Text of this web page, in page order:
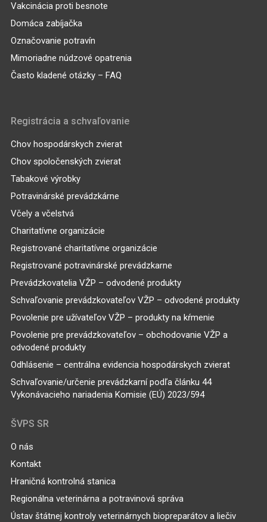
Vakcinácia proti besnote
Domáca zabíjačka
Označovanie potravín
Mimoriadne núdzové opatrenia
Často kladené otázky – FAQ
Registrácia a schvaľovanie
Chov hospodárskych zvierat
Chov spoločenských zvierat
Tabakové výrobky
Potravinárské prevádzkárne
Včely a včelstvá
Charitatívne organizácie
Registrované charitatívne organizácie
Registrované potravinárské prevádzkarne
Prevádzkovatelia VŽP – odvodené produkty
Schvaľovanie prevádzkovateľov VŽP – odvodené produkty
Povolenie pre užívateľov VŽP – produkty na kŕmenie
Povolenie pre prevádzkovateľov – obchodovanie VŽP a
odvodené produkty
Odhlásenie – centrálna evidencia hospodárskych zvierat
Schvaľovanie/určenie prevádzkarní podľa článku 44
Vykonávacieho nariadenia Komisie (EÚ) 2023/594
ŠVPS SR
O nás
Kontakt
Hraničná kontrolná stanica
Regionálna veterinárna a potravinová správa
Ústav štátnej kontroly veterinárnych biopreparátov a liečiv